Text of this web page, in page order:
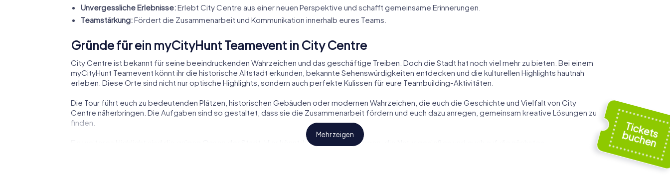
Unvergessliche Erlebnisse:Erlebt City Centre aus einer neuen Perspektive und schafft gemeinsame Erinnerungen.
Teamstärkung:Fördert die Zusammenarbeit und Kommunikation innerhalb eures Teams.
Gründe für ein myCityHunt Teamevent in City Centre
City Centre ist bekannt für seine beeindruckenden Wahrzeichen und das geschäftige Treiben. Doch die Stadt hat noch viel mehr zu bieten. Bei einem
myCityHunt Teamevent könnt ihr die historische Altstadt erkunden, bekannte Sehenswürdigkeiten entdecken und die kulturellen Highlights hautnah
erleben. Diese Orte sind nicht nur optische Highlights, sondern auch perfekte Kulissen für eure Teambuilding-Aktivitäten.
Die Tour führt euch zu bedeutenden Plätzen, historischen Gebäuden oder modernen Wahrzeichen, die euch die Geschichte und Vielfalt von City
Centre näherbringen. Die Aufgaben sind so gestaltet, dass sie die Zusammenarbeit fördern und euch dazu anregen, gemeinsam kreative Lösungen zu
finden.
Ein weiteres Highlight sind die grünen Oasen der Stadt. Hier könnt ihr eine Pause einlegen, die Natur genießen und euch auf die nächsten
Mehr zeigen